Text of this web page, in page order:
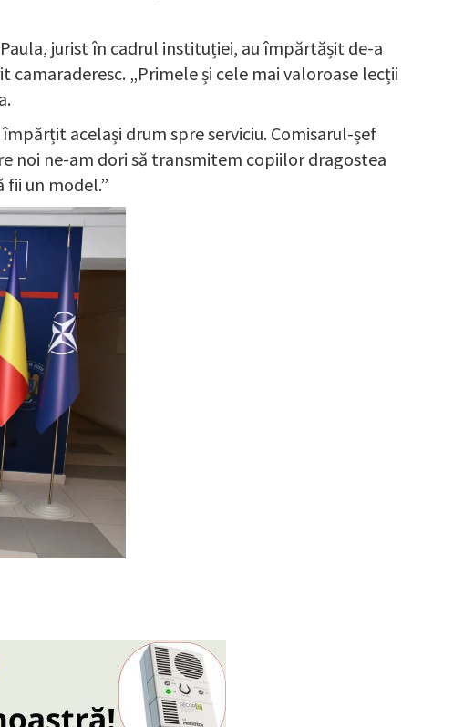
jurist în cadrul instituției, au împărtășit de-a
„Primele și cele mai valoroase lecții
același drum spre serviciu. Comisarul-șef
noi ne-am dori să transmitem copiilor dragostea
un model.”